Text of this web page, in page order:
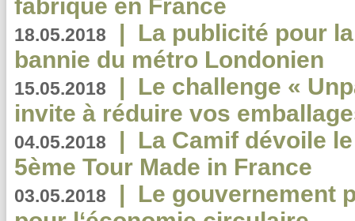
fabriqué en France
18.05.2018 | La publicité pour
bannie du métro Londonien
15.05.2018 | Le challenge «
invite à réduire vos
04.05.2018 | La Camif dévoile
5ème Tour Made in France
03.05.2018 | Le gouvernement